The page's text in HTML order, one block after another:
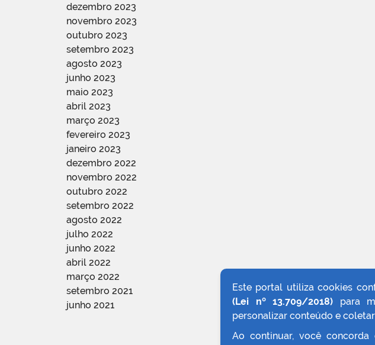
Este portal utiliza cookies
(Lei nº 13.709/2018) para
personalizar conteúdo e
Ao continuar, você
dezembro 2023
novembro 2023
outubro 2023
setembro 2023
agosto 2023
junho 2023
maio 2023
abril 2023
março 2023
fevereiro 2023
janeiro 2023
dezembro 2022
novembro 2022
outubro 2022
setembro 2022
agosto 2022
julho 2022
junho 2022
abril 2022
março 2022
setembro 2021
junho 2021